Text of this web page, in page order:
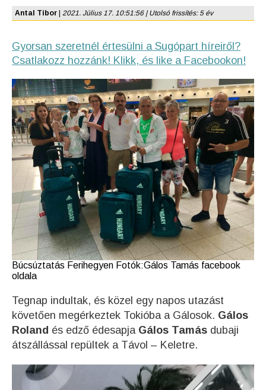
Antal Tibor 2021. Július 17. 10:51:56 | Utolsó frissítés: 5 év
Gyorsan szeretnél értesülni a Sugópart híreiről?
Csatlakozz hozzánk! Klikk, és like a Facebookon!
Búcsúztatás Ferihegyen Fotók:Gálos Tamás facebook
oldala
Tegnap indultak, és közel egy napos utazást
követően megérkeztek Tokióba a Gálosok. Gálos
Roland és edző édesapja Gálos Tamás dubaji
átszállással repültek a Távol – Keletre.